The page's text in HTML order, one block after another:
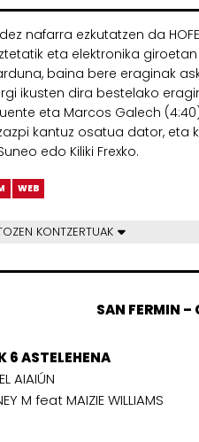
nafarra ezkutatzen da
eta elektronika
baina bere eraginak
ikusten dira bestelako
eta Marcos Galech
kantuz osatua dator,
edo Kiliki Frexko.
WEB
KONTZERTUAK
SAN FERMIN –
6 ASTELEHENA
AIAIÚN
M feat MAIZIE WILLIAMS